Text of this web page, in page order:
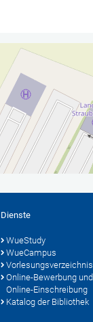
Dienste
WueStudy
WueCampus
Vorlesungsverzeichnis
Online-Bewerbung und
Online-Einschreibung
Katalog der Bibliothek